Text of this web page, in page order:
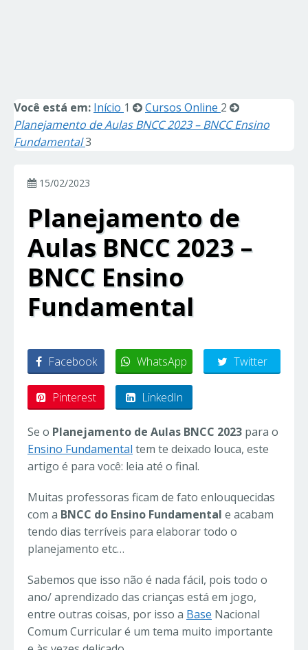
Você está em: Início 1 Cursos Online 2
Planejamento de Aulas BNCC 2023 – BNCC Ensino
Fundamental3
15/02/2023
Planejamento de
Aulas BNCC 2023 –
BNCC Ensino
Fundamental
Facebook WhatsApp Twitter
Pinterest LinkedIn
Se o Planejamento de Aulas BNCC 2023 para o
Ensino Fundamental tem te deixado louca, este
artigo é para você: leia até o final.
Muitas professoras ficam de fato enlouquecidas
com a BNCC do Ensino Fundamental e acabam
tendo dias terríveis para elaborar todo o
planejamento etc…
Sabemos que isso não é nada fácil, pois todo o
ano/ aprendizado das crianças está em jogo,
entre outras coisas, por isso a Base Nacional
Comum Curricular é um tema muito importante